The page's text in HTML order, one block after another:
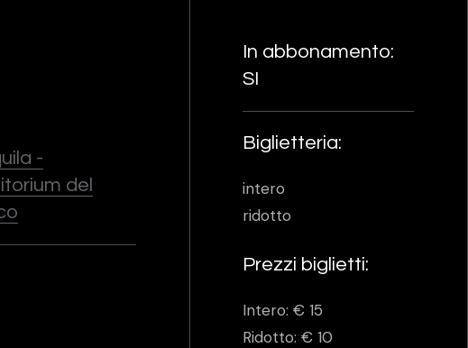
-
del
In abbonamento:
SI
Biglietteria:
intero
ridotto
Prezzi biglietti:
Intero: € 15
Ridotto: € 10